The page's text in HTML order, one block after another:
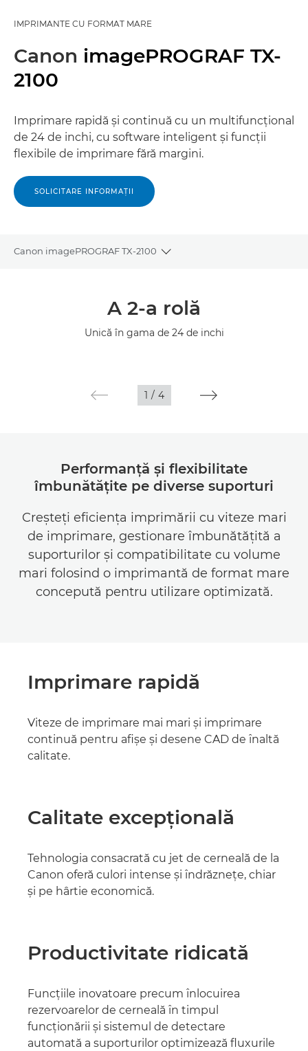
IMPRIMANTE CU FORMAT MARE
Canon imagePROGRAF TX-
2100
Imprimare rapidă şi continuă cu un multifuncţional
de 24 de inchi, cu software inteligent şi funcţii
flexibile de imprimare fără margini.
SOLICITARE INFORMAŢII
Canon imagePROGRAF TX-2100
Toggle breadcrumbs
A 2-a rolă
Unică în gama de 24 de inchi
1 / 4
Performanţă şi flexibilitate
îmbunătăţite pe diverse suporturi
Creşteţi eficienţa imprimării cu viteze mari
de imprimare, gestionare îmbunătăţită a
suporturilor şi compatibilitate cu volume
mari folosind o imprimantă de format mare
concepută pentru utilizare optimizată.
Imprimare rapidă
Viteze de imprimare mai mari şi imprimare
continuă pentru afişe şi desene CAD de înaltă
calitate.
Calitate excepţională
Tehnologia consacrată cu jet de cerneală de la
Canon oferă culori intense şi îndrăzneţe, chiar
şi pe hârtie economică.
Productivitate ridicată
Funcţiile inovatoare precum înlocuirea
rezervoarelor de cerneală în timpul
funcţionării şi sistemul de detectare
automată a suporturilor optimizează fluxurile